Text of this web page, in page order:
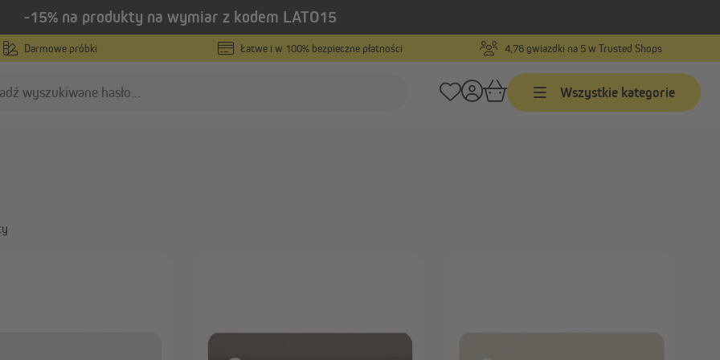
-15% na produkty na wymiar z kodem LATO15
Darmowe próbki Łatwe i w 100% bezpieczne płatności 4,76 gwiazdki na 5 w Trusted Shops
Wszystkie kategorie
na wymiar
aluminiowej LightLess na wymiar